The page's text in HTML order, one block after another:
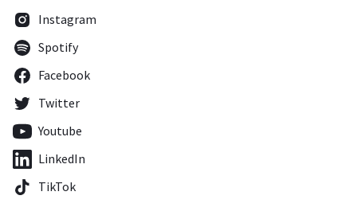
Instagram
Spotify
Facebook
Twitter
Youtube
LinkedIn
TikTok